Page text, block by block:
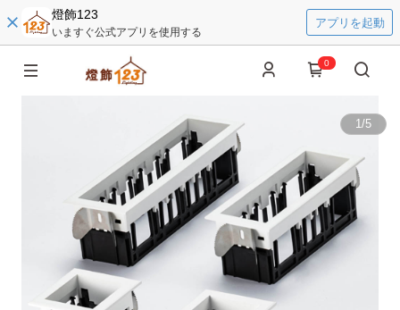
燈飾123
いますぐ公式アプリを使用する
アプリを起動
0
1/5